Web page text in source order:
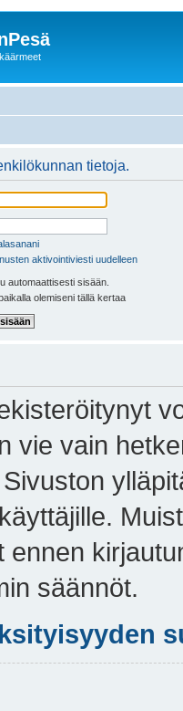
tietoja.
aktivointiviesti uudelleen
automaattisesti sisään.
olemiseni tällä kertaa
vie vain
ennen
säännöt.